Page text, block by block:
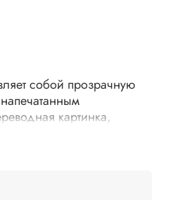
собой прозрачную
картинка,
изделие приобретет
Трансферной бумагой
для декупажа,